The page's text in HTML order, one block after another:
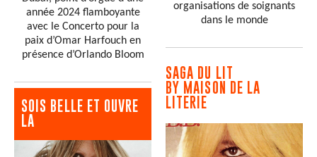
année 2024 flamboyante
avec le Concerto pour la
paix d’Omar Harfouch en
présence d’Orlando Bloom
SOIS BELLE ET OUVRE
LA
organisations de soignants
dans le monde
SAGA DU LIT
BY MAISON DE LA
LITERIE